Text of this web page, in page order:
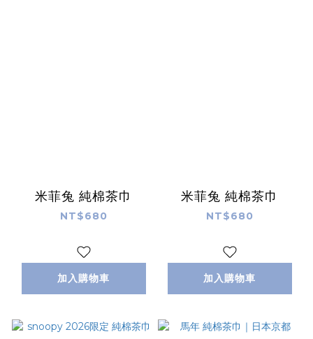
米菲兔 純棉茶巾
NT$680
加入購物車
米菲兔 純棉茶巾
NT$680
加入購物車